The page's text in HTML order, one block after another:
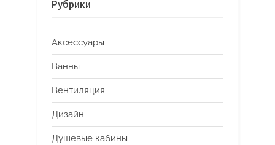
Рубрики
Аксессуары
Ванны
Вентиляция
Дизайн
Душевые кабины